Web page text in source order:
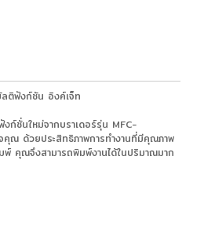
ติฟังก์ชัน อิงค์เจ็ท
ก์ชั่นใหม่จากบราเดอร์รุ่น MFC-
ณ ด้วยประสิทธิภาพการทำงานที่มีคุณภาพ
คุณจึงสามารถพิมพ์งานได้ในปริมาณมาก